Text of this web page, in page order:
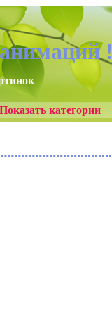
Показать категории